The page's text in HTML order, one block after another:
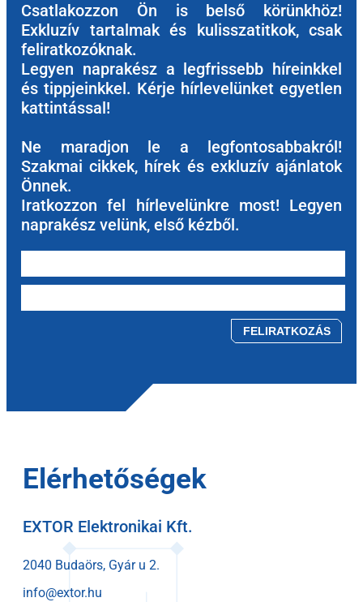
Csatlakozzon Ön is belső körünkhöz!
Exkluzív tartalmak és kulisszatitkok, csak
feliratkozóknak.
Legyen naprakész a legfrissebb híreinkkel
és tippjeinkkel. Kérje hírlevelünket egyetlen
kattintással!
Ne maradjon le a legfontosabbakról!
Szakmai cikkek, hírek és exkluzív ajánlatok
Önnek.
Iratkozzon fel hírlevelünkre most! Legyen
naprakész velünk, első kézből.
Elérhetőségek
EXTOR Elektronikai Kft.
2040 Budaörs, Gyár u 2.
info@extor.hu